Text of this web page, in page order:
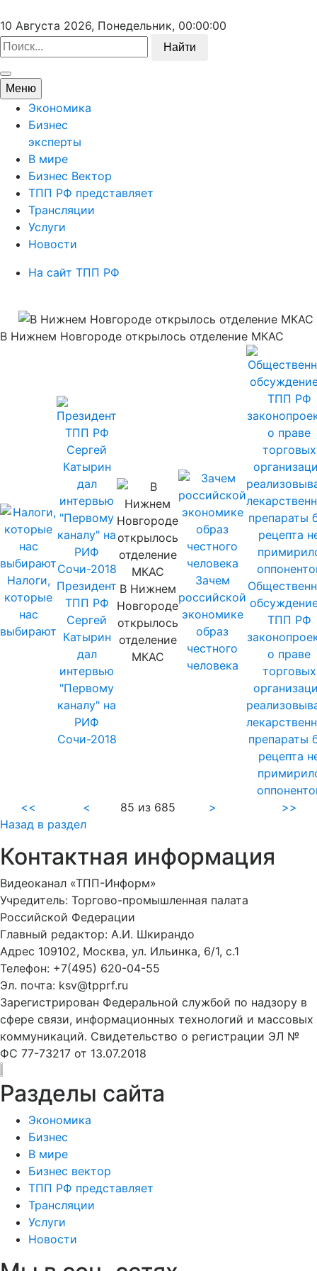
10 Августа 2026, Понедельник, 00:00:00
Найти
Меню
Экономика
Бизнес
эксперты
В мире
Бизнес Вектор
ТПП РФ представляет
Трансляции
Услуги
Новости
На сайт ТПП РФ
В Нижнем Новгороде открылось отделение МКАС
Налоги,
которые
нас
выбирают
Президент
ТПП РФ
Сергей
Катырин
дал
интервью
"Первому
каналу" на
РИФ
Сочи-2018
В Нижнем
Новгороде
открылось
отделение
МКАС
Зачем
российской
экономике
образ
честного
человека
ТПП РФ
о праве
торговых
препараты
рецепта
<<
< 85 из 685 >
>>
Назад в раздел
Контактная информация
Видеоканал «ТПП-Информ»
Учредитель: Торгово-промышленная палата
Российской Федерации
Главный редактор: А.И. Шкирандо
Адрес 109102, Москва, ул. Ильинка, 6/1, c.1
Телефон: +7(495) 620-04-55
Эл. почта: ksv@tpprf.ru
Зарегистрирован Федеральной службой по надзору в
сфере связи, информационных технологий и массовых
коммуникаций. Свидетельство о регистрации ЭЛ №
ФС 77-73217 от 13.07.2018
Разделы сайта
Экономика
Бизнес
В мире
Бизнес вектор
ТПП РФ представляет
Трансляции
Услуги
Новости